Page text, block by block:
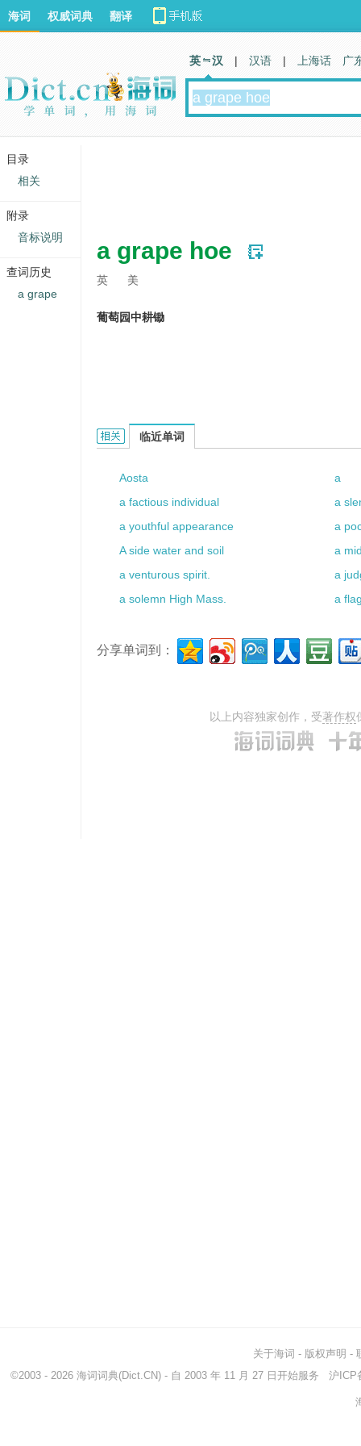
a grape hoe
英 美
葡萄园中耕锄
a grape hoe的相关资料：
临近单词
Aosta
a
a factious individual
a
a youthful appearance
a
A side water and soil
a
a venturous spirit.
a
a solemn High Mass.
a
分享单词到：
以上内容独家创作，受著作权
海词 权威词典 翻译
英 汉 | 汉语 | 上海话 广
关于海词 - 版权声明 -
©2003 - 2026 海词词典(Dict.CN) - 自 2003 年 11 月 27 日开始服务 沪ICP
目录
相关
附录
音标说明
查词历史
a grape